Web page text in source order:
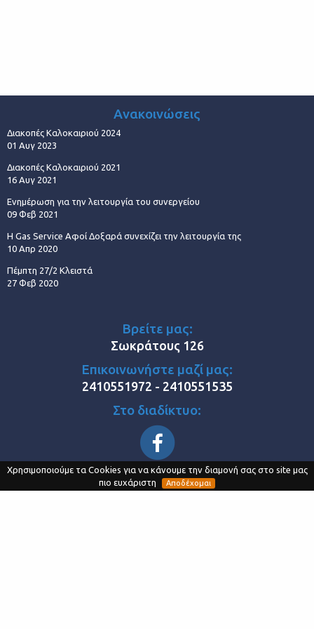
Χρησιμοποιούμε τα Cookies για να κάνουμε την διαμονή σας στο site μας
πιο ευχάριστη
Αποδέχομαι
Ανακοινώσεις
Διακοπές Καλοκαιριού 2024
01 Αυγ 2023
Διακοπές Καλοκαιριού 2021
16 Αυγ 2021
Ενημέρωση για την λειτουργία του συνεργείου
09 Φεβ 2021
Η Gas Service Αφοί Δοξαρά συνεχίζει την λειτουργία της
10 Απρ 2020
Πέμπτη 27/2 Κλειστά
27 Φεβ 2020
Βρείτε μας:
Σωκράτους 126
Επικοινωνήστε μαζί μας:
2410551972 - 2410551535
Στο διαδίκτυο:
Κατεβάστε το Application: